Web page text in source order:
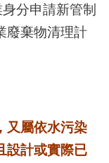
分申請新管制
廢棄物清理計
又屬依水污染
設計或實際已